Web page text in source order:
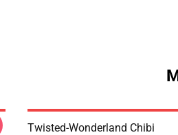
Twisted-Wonderland Chibi